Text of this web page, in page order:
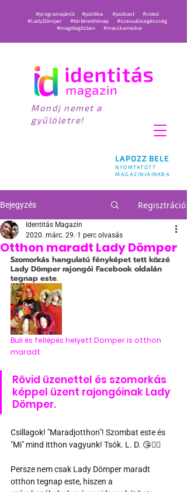
LAPOZZ BELE
NYOMTATOTT
MAGAZINJAINKBA
#programajánló #politika #podcast
#videó
#LadyDömper
#történetihónap
#szexuálisegészség
#magdiagőzben
#macskamedve
Mondj nemet a
gyűlöletre!
Bejegyzés Regisztráció
Otthon maradt Lady Dömper
Identitás Magazin
2020. márc. 29. 1 perc olvasás
Szomorkás hangulatú fényképet tett közzé
Lady Dömper rajongói Facebook oldalán
tegnap este.
Buli és fellépés helyett Dömper is otthon
maradt
Rövid üzenettel és szomorkás
képpel üzent rajongóinak Lady
Dömper.
Csillagok! "Maradjotthon"! Szombat este és
"Mi" mind itthon vagyunk! Tsók. L. D. 😘🏳️‍🌈
Persze nem csak Lady Dömper maradt
otthon tegnap este, hiszen a